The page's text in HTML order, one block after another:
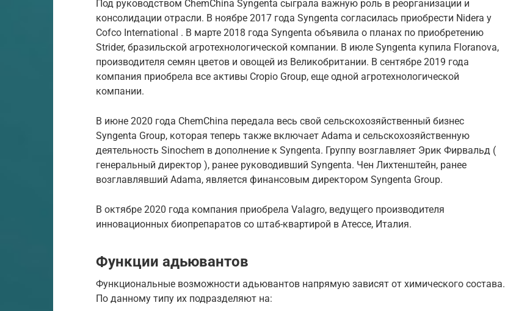
Под руководством ChemChina Syngenta сыграла важную роль в реорганизации и
консолидации отрасли. В ноябре 2017 года Syngenta согласилась приобрести Nidera у
Cofco International . В марте 2018 года Syngenta объявила о планах по приобретению
Strider, бразильской агротехнологической компании. В июле Syngenta купила Floranova,
производителя семян цветов и овощей из Великобритании. В сентябре 2019 года
компания приобрела все активы Cropio Group, еще одной агротехнологической
компании.
В июне 2020 года ChemChina передала весь свой сельскохозяйственный бизнес
Syngenta Group, которая теперь также включает Adama и сельскохозяйственную
деятельность Sinochem в дополнение к Syngenta. Группу возглавляет Эрик Фирвальд (
генеральный директор ), ранее руководивший Syngenta. Чен Лихтенштейн, ранее
возглавлявший Adama, является финансовым директором Syngenta Group.
В октябре 2020 года компания приобрела Valagro, ведущего производителя
инновационных биопрепаратов со штаб-квартирой в Атессе, Италия.
Функции адьювантов
Функциональные возможности адьювантов напрямую зависят от химического состава.
По данному типу их подразделяют на: